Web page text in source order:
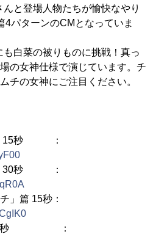
と登場人物たちが愉快なやり
4パターンのCMとなっていま
白菜の被りものに挑戦！真っ
の女神仕様で演じています。チ
チの女神にご注目ください。
篇 15秒 ：
篇 30秒 ：
」篇 15秒：
篇 15秒 ：